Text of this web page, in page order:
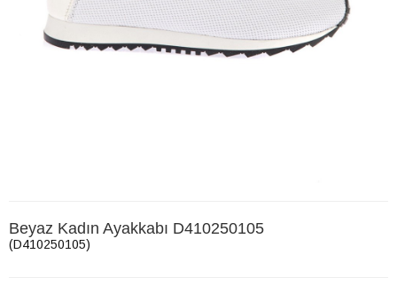
Beyaz Kadın Ayakkabı D410250105
(D410250105)